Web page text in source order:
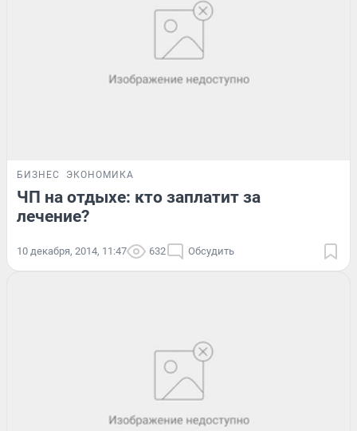
БИЗНЕС ЭКОНОМИКА
ЧП на отдыхе: кто заплатит за
лечение?
10 декабря, 2014, 11:47 632 Обсудить